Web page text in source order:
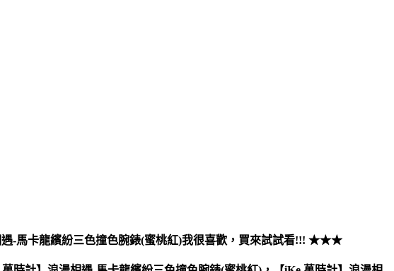
遇-馬卡龍繽紛三色撞色腕錶(蜜桃紅)我很喜歡，買來試試看!!! ★★★